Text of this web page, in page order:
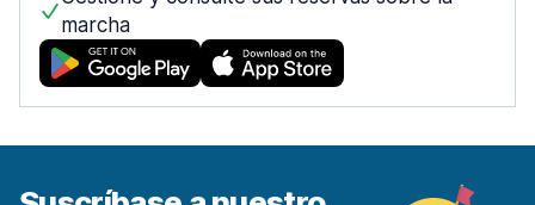
Móstoles Centro de la ciudad
desde 27,22 € al día
marcha